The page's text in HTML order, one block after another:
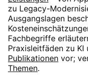
zu Legacy-
Ausgangslagen
Fachbegriffe
Praxisleitfäden zu
Publikationen vor;
Themen.